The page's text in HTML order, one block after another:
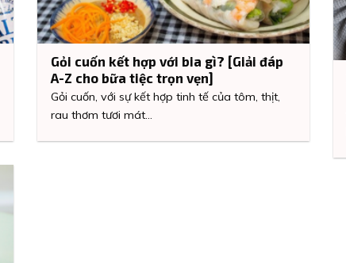
Gỏi cuốn kết hợp với bia gì? [Giải đáp
A-Z cho bữa tiệc trọn vẹn]
Gỏi cuốn, với sự kết hợp tinh tế của tôm, thịt,
rau thơm tươi mát...